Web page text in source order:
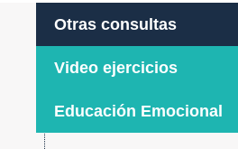
Otras consultas
Video ejercicios
Educación Emocional